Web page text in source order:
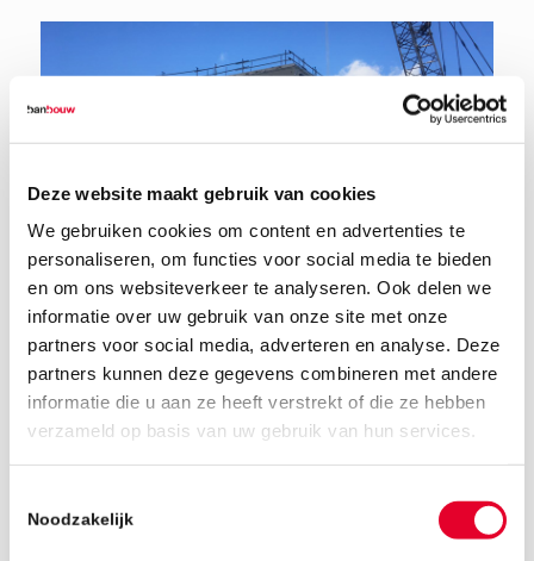
Deze website maakt gebruik van cookies
We gebruiken cookies om content en advertenties te
personaliseren, om functies voor social media te bieden
en om ons websiteverkeer te analyseren. Ook delen we
informatie over uw gebruik van onze site met onze
partners voor social media, adverteren en analyse. Deze
partners kunnen deze gegevens combineren met andere
informatie die u aan ze heeft verstrekt of die ze hebben
verzameld op basis van uw gebruik van hun services.
Noodzakelijk
8 november 2018